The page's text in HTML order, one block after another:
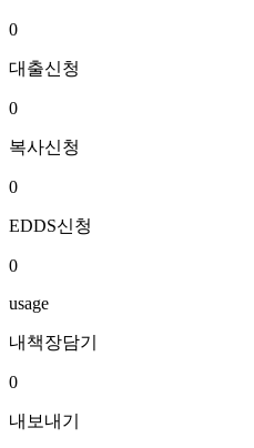
0
대출신청
0
복사신청
0
EDDS신청
0
usage
내책장담기
0
내보내기